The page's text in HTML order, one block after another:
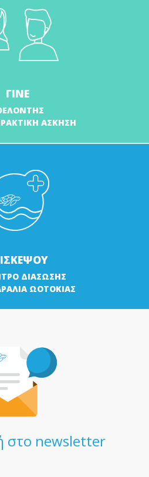
ΓΙΝΕ
ΑΣΚΗΣΗ
ΔΙΑΣΩΣΗΣ
ΩΟΤΟΚΙΑΣ
στο newsletter